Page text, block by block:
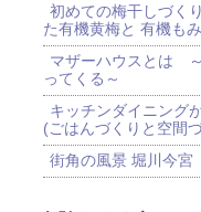
初めての梅干しづく
た有機黄梅と 有機も
マザーハウスとは
ってくる～
キッチンダイニング
(ごはんづくりと空間
街角の風景 堀川今